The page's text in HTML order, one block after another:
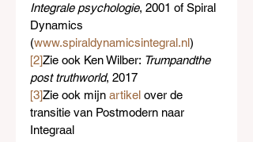
Integrale psychologie, 2001 of Spiral
Dynamics
(www.spiraldynamicsintegral.nl)
[2]Zie ook Ken Wilber: Trumpandthe
post truthworld, 2017
[3]Zie ook mijn artikel over de
transitie van Postmodern naar
Integraal